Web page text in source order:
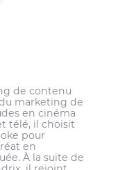
de contenu
marketing de
en cinéma
télé, il choisit
pour
en
À la suite de